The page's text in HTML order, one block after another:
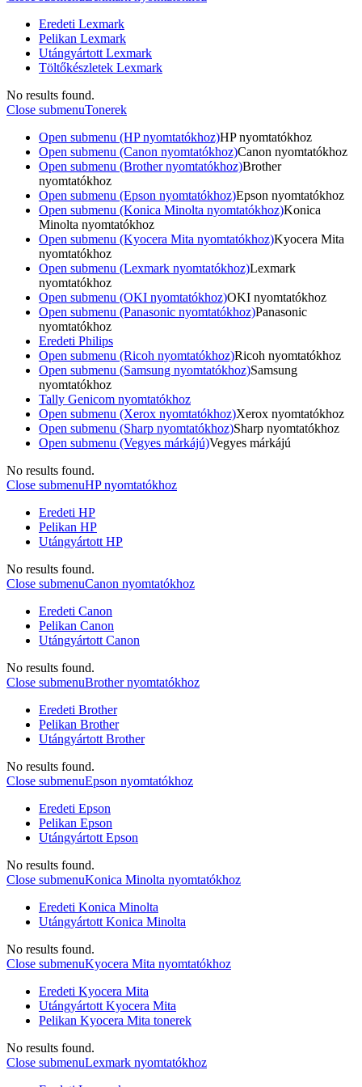
Eredeti Lexmark
Pelikan Lexmark
Utángyártott Lexmark
Töltőkészletek Lexmark
No results found.
Close submenuTonerek
Open submenu (HP nyomtatókhoz)HP nyomtatókhoz
Open submenu (Canon nyomtatókhoz)Canon nyomtatókhoz
Open submenu (Brother nyomtatókhoz)Brother
nyomtatókhoz
Open submenu (Epson nyomtatókhoz)Epson nyomtatókhoz
Open submenu (Konica Minolta nyomtatókhoz)Konica
Minolta nyomtatókhoz
Open submenu (Kyocera Mita nyomtatókhoz)Kyocera Mita
nyomtatókhoz
Open submenu (Lexmark nyomtatókhoz)Lexmark
nyomtatókhoz
Open submenu (OKI nyomtatókhoz)OKI nyomtatókhoz
Open submenu (Panasonic nyomtatókhoz)Panasonic
nyomtatókhoz
Eredeti Philips
Open submenu (Ricoh nyomtatókhoz)Ricoh nyomtatókhoz
Open submenu (Samsung nyomtatókhoz)Samsung
nyomtatókhoz
Tally Genicom nyomtatókhoz
Open submenu (Xerox nyomtatókhoz)Xerox nyomtatókhoz
Open submenu (Sharp nyomtatókhoz)Sharp nyomtatókhoz
Open submenu (Vegyes márkájú)Vegyes márkájú
No results found.
Close submenuHP nyomtatókhoz
Eredeti HP
Pelikan HP
Utángyártott HP
No results found.
Close submenuCanon nyomtatókhoz
Eredeti Canon
Pelikan Canon
Utángyártott Canon
No results found.
Close submenuBrother nyomtatókhoz
Eredeti Brother
Pelikan Brother
Utángyártott Brother
No results found.
Close submenuEpson nyomtatókhoz
Eredeti Epson
Pelikan Epson
Utángyártott Epson
No results found.
Close submenuKonica Minolta nyomtatókhoz
Eredeti Konica Minolta
Utángyártott Konica Minolta
No results found.
Close submenuKyocera Mita nyomtatókhoz
Eredeti Kyocera Mita
Utángyártott Kyocera Mita
Pelikan Kyocera Mita tonerek
No results found.
Close submenuLexmark nyomtatókhoz